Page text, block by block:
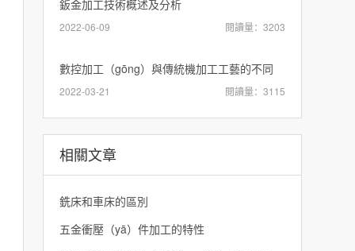
鈑金加工技術概述及分析
2022-06-09 閱讀量：3203
數控加工（gōng）與傳統機加工工藝的不同
2022-03-21 閱讀量：3115
相關文章
銑床和車床的區別
五金衝壓（yā）件加工的特性